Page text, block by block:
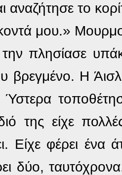
αναζήτησε το
μου.»
την πλησίασε
Η
Ύστερα
της είχε
Είχε φέρει
δύο,